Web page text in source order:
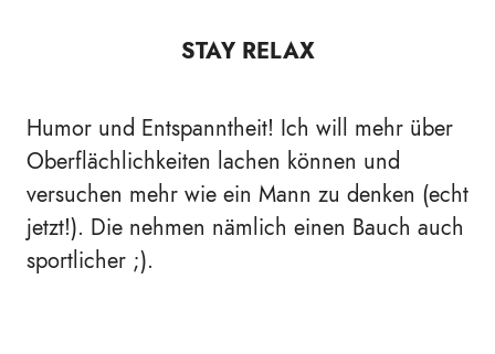
STAY RELAX
Humor und Entspanntheit! Ich will mehr über
Oberflächlichkeiten lachen können und
versuchen mehr wie ein Mann zu denken (echt
jetzt!). Die nehmen nämlich einen Bauch auch
sportlicher ;).